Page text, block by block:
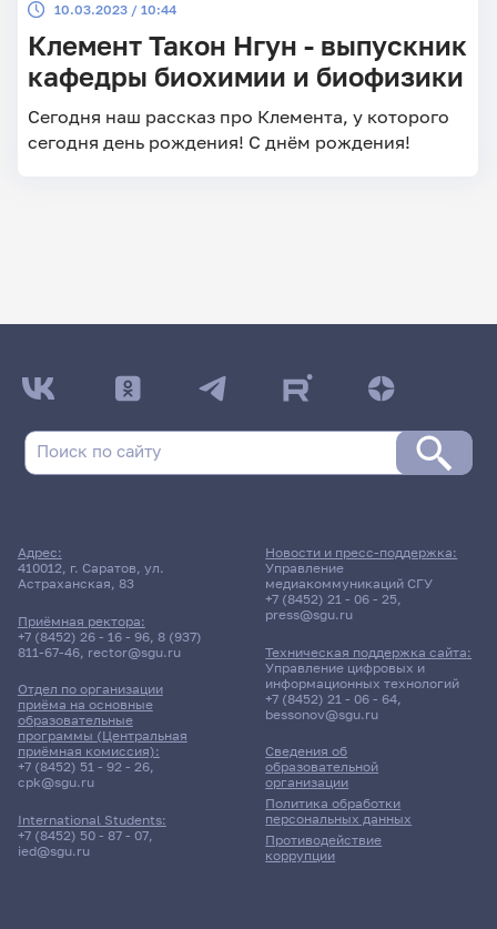
10.03.2023 / 10:44
Клемент Такон Нгун - выпускник
кафедры биохимии и биофизики
Сегодня наш рассказ про Клемента, у которого
сегодня день рождения! С днём рождения!
Адрес:
410012, г. Саратов, ул.
Астраханская, 83
Приёмная ректора:
+7 (8452) 26 - 16 - 96, 8 (937)
811-67-46, rector@sgu.ru
Отдел по организации
приёма на основные
образовательные
программы (Центральная
приёмная комиссия):
+7 (8452) 51 - 92 - 26,
cpk@sgu.ru
International Students:
+7 (8452) 50 - 87 - 07,
ied@sgu.ru
Сведения об
образовательной
организации
Политика обработки
персональных данных
Противодействие
коррупции
Новости и пресс-поддержка:
Управление
медиакоммуникаций СГУ
+7 (8452) 21 - 06 - 25,
press@sgu.ru
Техническая поддержка сайта:
Управление цифровых и
информационных технологий
+7 (8452) 21 - 06 - 64,
bessonov@sgu.ru